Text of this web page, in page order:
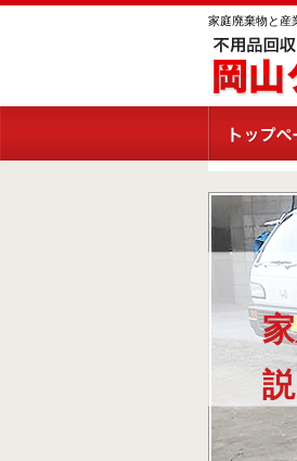
家庭廃棄物と産